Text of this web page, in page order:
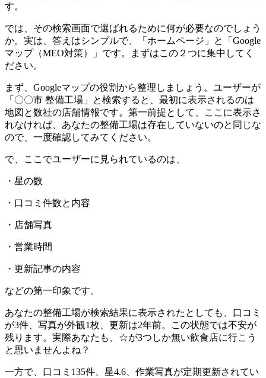
す。
では、その検索画面で選ばれるために何が必要なのでしょう
か。実は、答えはシンプルで、「ホームページ」と「Google
マップ（MEO対策）」です。まずはこの２つに集中してく
ださい。
まず、Googleマップの役割から整理しましょう。ユーザーが
「〇〇市 整備工場」と検索すると、最初に表示されるのは
地図と数社の店舗情報です。第一前提として、ここに表示さ
れなければ、あなたの整備工場は存在していないのと同じな
ので、一度確認してみてください。
で、ここでユーザーに見られているのは、
・星の数
・口コミ件数と内容
・店舗写真
・営業時間
・更新記事の内容
などの第一印象です。
あなたの整備工場が検索結果に表示されたとしても、口コミ
が3件、写真が外観1枚、更新は2年前。この状態では不安が
残ります。実際あなたも、☆が3つしか無い飲食店に行こう
と思いませんよね？
一方で、口コミ135件、星4.6、作業写真が定期更新されてい